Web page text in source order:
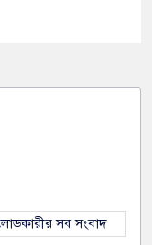
সব সংবাদ